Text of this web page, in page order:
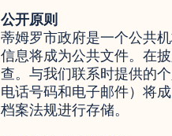
公开原则
蒂姆罗市政府是一个公共
信息将成为公共文件。在
查。与我们联系时提供的
电话号码和电子邮件）将
档案法规进行存储。